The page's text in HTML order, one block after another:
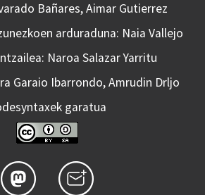
Bañares, Aimar Gutierrez
arduraduna: Naia Vallejo
Naroa Salazar Yarritu
Garaio Ibarrondo, Amrudin Drljo
garatua